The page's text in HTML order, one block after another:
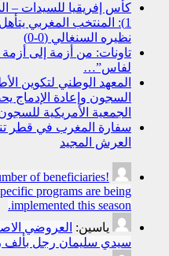
1): المنتخب المغربي
نظيره السنغالي (0-0)
تاونات: من أزمة إلى
لفاس”…
المعهد الوطني لتكوين
السجون وإعادة الإدماج
الجمعية الأمريكية
سفارة المغرب في قطر
العرش المجيد
of beneficiaries!
programs are being
implemented this season.
ياسين: العروضي
سيدي سليمان رجل بألف